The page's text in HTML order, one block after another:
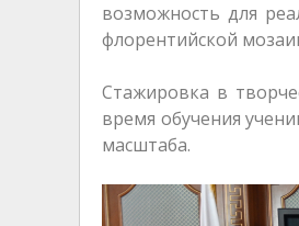
возможность для
флорентийской
Стажировка в
время обучения
масштаба.